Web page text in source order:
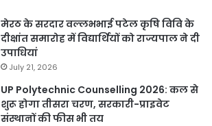
मेरठ के सरदार वल्लभभाई पटेल कृषि विवि के
दीक्षांत समारोह में विद्यार्थियों को राज्यपाल ने दी
उपाधियां
July 21, 2026
UP Polytechnic Counselling 2026: कल से
शुरू होगा तीसरा चरण, सरकारी-प्राइवेट
संस्थानों की फीस भी तय